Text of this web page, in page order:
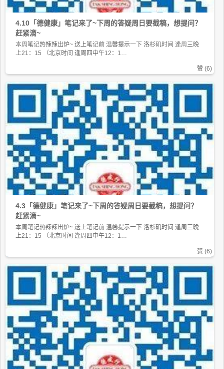
4.10「德健康」笔记来了~下周的答疑周日要截稿，想提问？
赶紧滴~
本周笔记热辣辣出炉~ 送上笔记前 温馨提示一下 洛杉矶时间 逢周三晚
上21：15 （北京时间 逢周四中午12：1…
赞 (6)
4.3「德健康」笔记来了~下周的答疑周日要截稿，想提问？
赶紧滴~
本周笔记热辣辣出炉~ 送上笔记前 温馨提示一下 洛杉矶时间 逢周三晚
上21：15 （北京时间 逢周四中午12：1…
赞 (6)